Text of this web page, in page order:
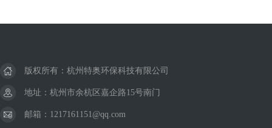
版权所有：杭州特奥环保科技有限公司
地址：杭州市余杭区嘉企路15号南门
邮箱：1217161151@qq.com